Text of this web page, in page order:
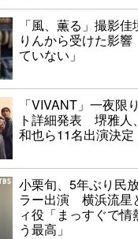
「風、薫る」撮影
りんから受けた影響
ていない」
「VIVANT」一夜限
ト詳細発表 堺雅人
和也ら11名出演決定
小栗旬、5年ぶり民
ラー出演 横浜流星
ィ役「まっすぐで情
う最高」